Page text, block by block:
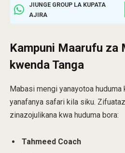
JIUNGE GROUP LA KUPATA
AJIRA
Kampuni Maarufu za
kwenda Tanga
Mabasi mengi yanayotoa huduma
yanafanya safari kila siku.
zinazojulikana kwa huduma bora:
Tahmeed Coach